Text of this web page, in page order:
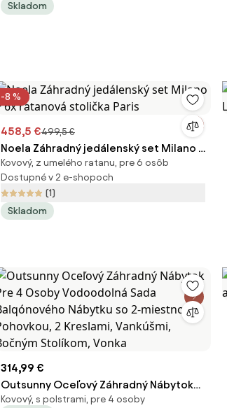
Skladom
-8 %
458,5 €499,5 €
Noela Záhradný jedálenský set Milano +
6x ratanová stolička Paris
Kovový, z umelého ratanu, pre 6 osôb
Dostupné v 2 e-shopoch
(1)
Skladom
314,99 €
Outsunny Oceľový Záhradný Nábytok
Pre 4 Osoby Vodoodolná Sada
Kovový, s polstrami, pre 4 osoby